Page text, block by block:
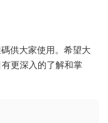
供大家使用。希望大
更深入的了解和掌